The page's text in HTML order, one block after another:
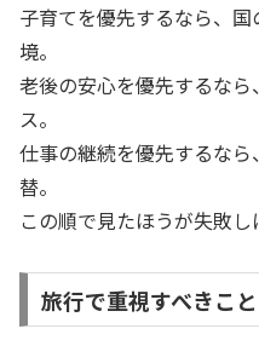
子育てを優先するなら、
境。
老後の安心を優先するな
ス。
仕事の継続を優先するな
替。
この順で見たほうが失敗し
旅行で重視すべきこと